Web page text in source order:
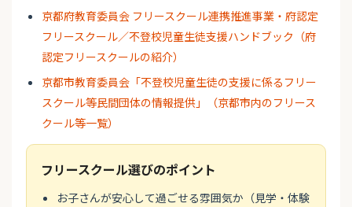
京都府教育委員会 フリースクール連携推進事業・府認定
フリースクール／不登校児童生徒支援ハンドブック（府
認定フリースクールの紹介）
京都市教育委員会「不登校児童生徒の支援に係るフリー
スクール等民間団体の情報提供」（京都市内のフリース
クール等一覧）
フリースクール選びのポイント
お子さんが安心して過ごせる雰囲気か（見学・体験